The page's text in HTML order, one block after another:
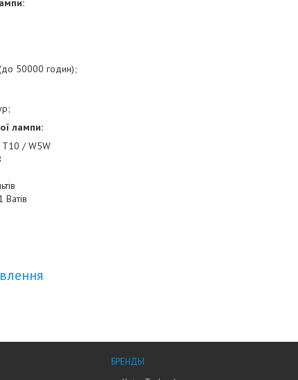
(до 50000 годин);
лампи:
T10 / W5W
Ватів
БРЕНДЫ